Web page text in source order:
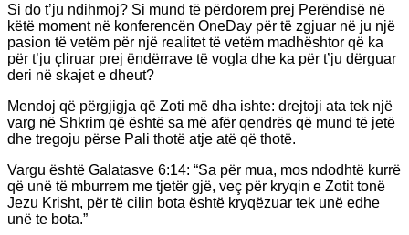
Si do t’ju ndihmoj? Si mund të përdorem prej Perëndisë në
këtë moment në konferencën OneDay për të zgjuar në ju një
pasion të vetëm për një realitet të vetëm madhështor që ka
për t’ju çliruar prej ëndërrave të vogla dhe ka për t’ju dërguar
deri në skajet e dheut?
Mendoj që përgjigja që Zoti më dha ishte: drejtoji ata tek një
varg në Shkrim që është sa më afër qendrës që mund të jetë
dhe tregoju përse Pali thotë atje atë që thotë.
Vargu është Galatasve 6:14: “Sa për mua, mos ndodhtë kurrë
që unë të mburrem me tjetër gjë, veç për kryqin e Zotit tonë
Jezu Krisht, për të cilin bota është kryqëzuar tek unë edhe
unë te bota.”